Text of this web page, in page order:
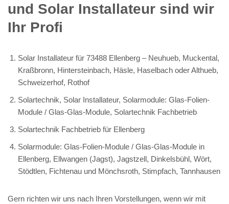
und Solar Installateur sind wir
Ihr Profi
Solar Installateur für 73488 Ellenberg – Neuhueb, Muckental,
Kraßbronn, Hintersteinbach, Häsle, Haselbach oder Althueb,
Schweizerhof, Rothof
Solartechnik, Solar Installateur, Solarmodule: Glas-Folien-
Module / Glas-Glas-Module, Solartechnik Fachbetrieb
Solartechnik Fachbetrieb für Ellenberg
Solarmodule: Glas-Folien-Module / Glas-Glas-Module in
Ellenberg, Ellwangen (Jagst), Jagstzell, Dinkelsbühl, Wört,
Stödtlen, Fichtenau und Mönchsroth, Stimpfach, Tannhausen
Gern richten wir uns nach Ihren Vorstellungen, wenn wir mit